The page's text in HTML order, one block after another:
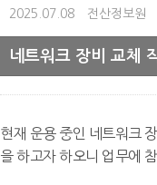
2025.07.08 전산정보원
네트워크 장비 교체
현재 운용 중인 네트워크
을하고자 하오니 업무에